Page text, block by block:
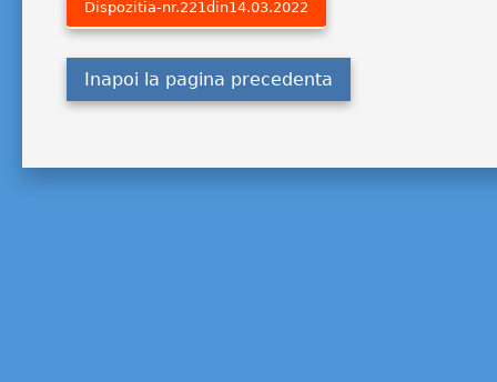
Dispozitia-nr.221din14.03.2022
Inapoi la pagina precedenta